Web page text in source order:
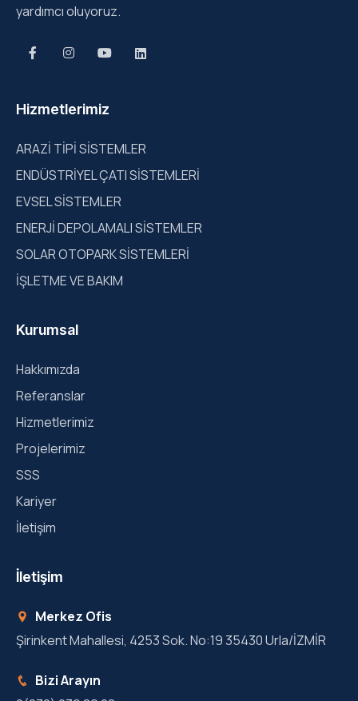
yardımcı oluyoruz.
Hizmetlerimiz
ARAZİ TİPİ SİSTEMLER
ENDÜSTRİYEL ÇATI SİSTEMLERİ
EVSEL SİSTEMLER
ENERJİ DEPOLAMALI SİSTEMLER
SOLAR OTOPARK SİSTEMLERİ
İŞLETME VE BAKIM
Kurumsal
Hakkımızda
Referanslar
Hizmetlerimiz
Projelerimiz
SSS
Kariyer
İletişim
İletişim
Merkez Ofis
Şirinkent Mahallesi, 4253 Sok. No:19 35430 Urla/İZMİR
Bizi Arayın